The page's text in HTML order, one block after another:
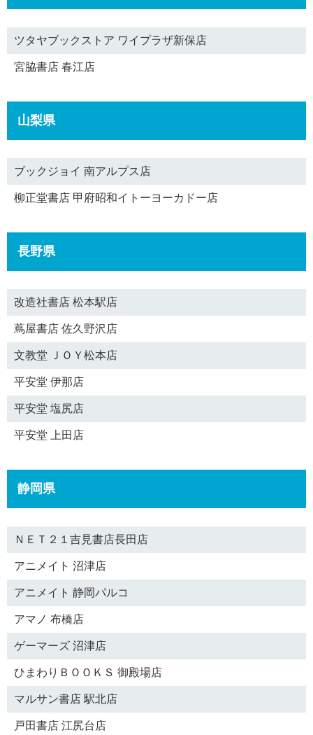
ツタヤブックストア ワイプラザ新保店
宮脇書店 春江店
山梨県
ブックジョイ 南アルプス店
柳正堂書店 甲府昭和イトーヨーカドー店
長野県
改造社書店 松本駅店
蔦屋書店 佐久野沢店
文教堂 ＪＯＹ松本店
平安堂 伊那店
平安堂 塩尻店
平安堂 上田店
静岡県
ＮＥＴ２１吉見書店長田店
アニメイト 沼津店
アニメイト 静岡パルコ
アマノ 布橋店
ゲーマーズ 沼津店
ひまわりＢＯＯＫＳ 御殿場店
マルサン書店 駅北店
戸田書店 江尻台店